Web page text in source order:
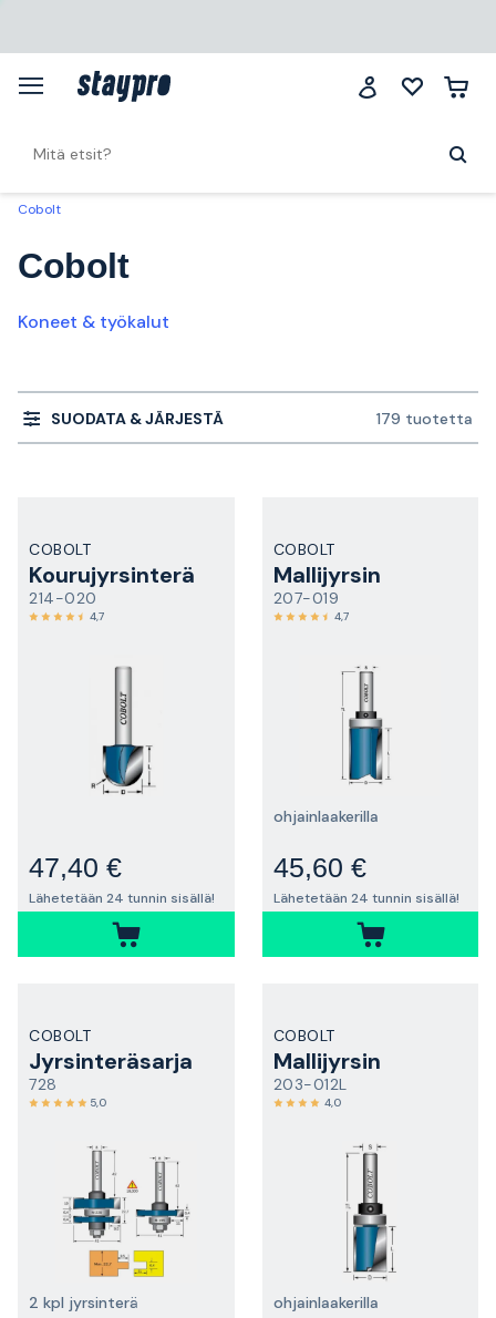
Cobolt
Cobolt
Koneet & työkalut
SUODATA & JÄRJESTÄ 179 tuotetta
COBOLT
Kourujyrsinterä
214-020
4,7
47,40 €
Lähetetään 24 tunnin sisällä!
COBOLT
Mallijyrsin
207-019
4,7
ohjainlaakerilla
45,60 €
Lähetetään 24 tunnin sisällä!
COBOLT
Jyrsinteräsarja
728
5,0
2 kpl jyrsinterä
COBOLT
Mallijyrsin
203-012L
4,0
ohjainlaakerilla